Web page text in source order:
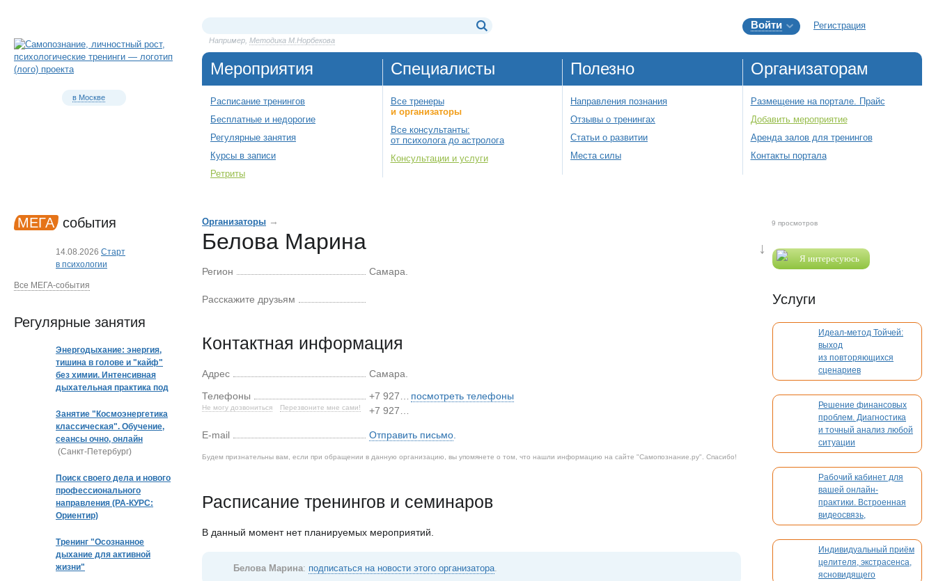
в Москве
Например, Методика М.Норбекова
Войти Регистрация
Мероприятия
Расписание тренингов
Бесплатные и недорогие
Регулярные занятия
Курсы в записи
Ретриты
Специалисты
Все тренеры
и организаторы
Все консультанты:
от психолога до астролога
Консультации и услуги
Полезно
Направления познания
Отзывы о тренингах
Статьи о развитии
Места силы
Организаторам
Размещение на портале. Прайс
Добавить мероприятие
Аренда залов для тренингов
Контакты портала
↓
Я интересуюсь
Услуги
Идеал-метод Тойчей:
выход
из повторяющихся
сценариев
Решение финансовых
проблем. Диагностика
и точный анализ любой
ситуации
Рабочий кабинет для
вашей онлайн-
практики. Встроенная
видеосвязь,
бронирование,
платежи. Без
конкуренции
Индивидуальный приём
целителя, экстрасенса,
ясновидящего
Организаторы →
Белова Марина
9 просмотров
Регион Самара.
Расскажите друзьям
Контактная информация
Адрес Самара.
Телефоны
Не могу дозвониться Перезвоните мне сами!
+7 927…
+7 927…
посмотреть телефоны
E-mail Отправить письмо.
Будем признательны вам, если при обращении в данную организацию, вы упомянете о том, что нашли информацию на сайте "Самопознание.ру". Спасибо!
Расписание тренингов и семинаров
В данный момент нет планируемых мероприятий.
Белова Марина: подписаться на новости этого организатора.
МЕГА события
14.08.2026 Старт
в психологии
Все МЕГА-события
Регулярные занятия
Энергодыхание: энергия,
тишина в голове и "кайф"
без химии. Интенсивная
дыхательная практика под
Занятие "Космоэнергетика
классическая". Обучение,
сеансы очно, онлайн
(Санкт-Петербург)
Поиск своего дела и нового
профессионального
направления (РА-КУРС:
Ориентир)
Тренинг "Осознанное
дыхание для активной
жизни"